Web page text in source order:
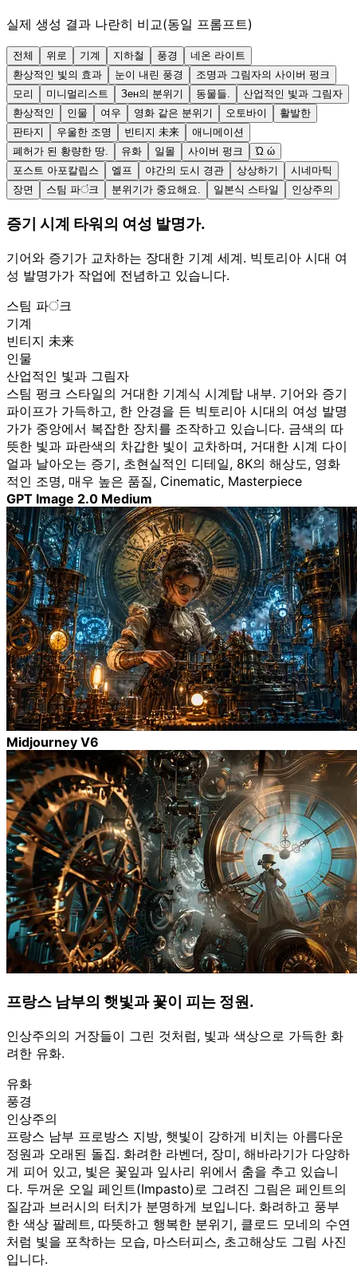
실제 생성 결과 나란히 비교(동일 프롬프트)
전체 위로 기계 지하철 풍경
네온 라이트
환상적인 빛의 효과
눈이 내린 풍경
조명과 그림자의 사이버 펑크
모리
미니멀리스트 Зен의 분위기 동물들.
산업적인 빛과 그림자
환상적인
인물 여우 영화 같은 분위기 오토바이
활발한
판타지
우울한 조명 빈티지 未来
애니메이션
폐허가 된 황량한 땅.
유화 일몰 사이버 펑크
Ώ ώ
포스트 아포칼립스
엘프 야간의 도시 경관 상상하기
시네마틱
장면
스팀 파ं크 분위기가 중요해요. 일본식 스타일 인상주의
증기 시계 타워의 여성 발명가.
기어와 증기가 교차하는 장대한 기계 세계. 빅토리아 시대 여
성 발명가가 작업에 전념하고 있습니다.
스팀 파ं크
기계
빈티지 未来
인물
산업적인 빛과 그림자
스팀 펑크 스타일의 거대한 기계식 시계탑 내부. 기어와 증기
파이프가 가득하고, 한 안경을 든 빅토리아 시대의 여성 발명
가가 중앙에서 복잡한 장치를 조작하고 있습니다. 금색의 따
뜻한 빛과 파란색의 차갑한 빛이 교차하며, 거대한 시계 다이
얼과 날아오는 증기, 초현실적인 디테일, 8K의 해상도, 영화
적인 조명, 매우 높은 품질, Cinematic, Masterpiece
GPT Image 2.0 Medium
Midjourney V6
프랑스 남부의 햇빛과 꽃이 피는 정원.
인상주의의 거장들이 그린 것처럼, 빛과 색상으로 가득한 화
려한 유화.
유화
풍경
인상주의
프랑스 남부 프로방스 지방, 햇빛이 강하게 비치는 아름다운
정원과 오래된 돌집. 화려한 라벤더, 장미, 해바라기가 다양하
게 피어 있고, 빛은 꽃잎과 잎사리 위에서 춤을 추고 있습니
다. 두꺼운 오일 페인트(Impasto)로 그려진 그림은 페인트의
질감과 브러시의 터치가 분명하게 보입니다. 화려하고 풍부
한 색상 팔레트, 따뜻하고 행복한 분위기, 클로드 모네의 수연
처럼 빛을 포착하는 모습, 마스터피스, 초고해상도 그림 사진
입니다.